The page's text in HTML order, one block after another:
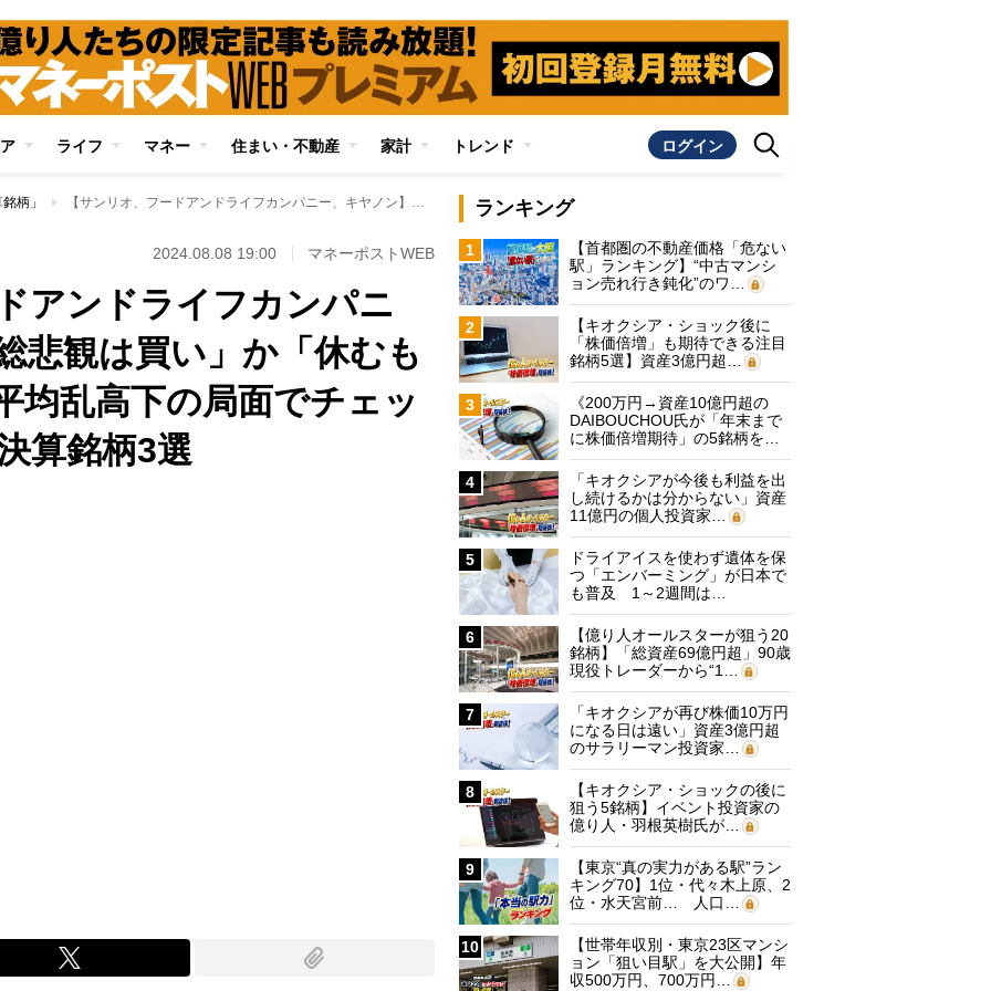
ライフ マネー 住まい・不動産 家計 トレンド ログイン
柄」 【サンリオ、フードアンドライフカンパニー、キヤノン】「総悲観は買い」か「休むも相場」か？ 日経平均乱高下の局面でチェックしておきたい好決算銘柄3選
2024.08.08 19:00 マネーポストWEB
アンドライフカンパニ
悲観は買い」か「休むも
乱高下の局面でチェッ
算銘柄3選
ランキング
1
【首都圏の不動産価格「危ない
駅」ランキング】“中古マンシ
ョン売れ行き鈍化”のワ…
2
【キオクシア・ショック後に
「株価倍増」も期待できる注目
銘柄5選】資産3億円超…
3
《200万円→資産10億円超の
DAIBOUCHOU氏が「年末まで
に株価倍増期待」の5銘柄を…
4
「キオクシアが今後も利益を出
し続けるかは分からない」資産
11億円の個人投資家…
5
ドライアイスを使わず遺体を保
つ「エンバーミング」が日本で
も普及 1～2週間は…
6
【億り人オールスターが狙う20
銘柄】「総資産69億円超」90歳
現役トレーダーから“1…
7
「キオクシアが再び株価10万円
になる日は遠い」資産3億円超
のサラリーマン投資家…
8
【キオクシア・ショックの後に
狙う5銘柄】イベント投資家の
億り人・羽根英樹氏が…
9
【東京“真の実力がある駅”ラン
キング70】1位・代々木上原、2
位・水天宮前… 人口…
10
【世帯年収別・東京23区マンシ
ョン「狙い目駅」を大公開】年
収500万円、700万円…